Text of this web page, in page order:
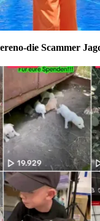
die Scammer